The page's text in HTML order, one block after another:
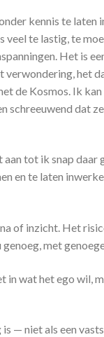
kennis te
veel te lastig, te
Het is
het
de Kosmos. Ik
dat ze
tot ik snap daar
en te laten
of inzicht. Het
met
in wat het ego wil,
— niet als een